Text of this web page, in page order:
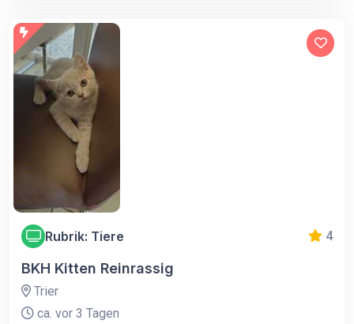
Rubrik: Tiere 4
BKH Kitten Reinrassig
Trier
ca. vor 3 Tagen